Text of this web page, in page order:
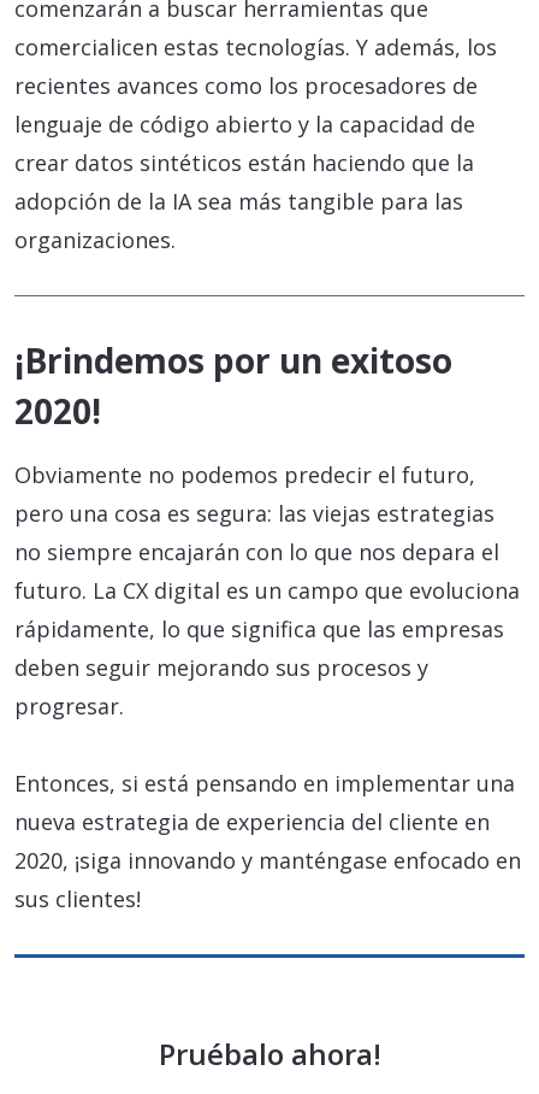
comenzarán a buscar herramientas que
comercialicen estas tecnologías. Y además, los
recientes avances como los procesadores de
lenguaje de código abierto y la capacidad de
crear datos sintéticos están haciendo que la
adopción de la IA sea más tangible para las
organizaciones.
¡Brindemos por un exitoso
2020!
Obviamente no podemos predecir el futuro,
pero una cosa es segura: las viejas estrategias
no siempre encajarán con lo que nos depara el
futuro. La CX digital es un campo que evoluciona
rápidamente, lo que significa que las empresas
deben seguir mejorando sus procesos y
progresar.
Entonces, si está pensando en implementar una
nueva estrategia de experiencia del cliente en
2020, ¡siga innovando y manténgase enfocado en
sus clientes!
Pruébalo ahora!